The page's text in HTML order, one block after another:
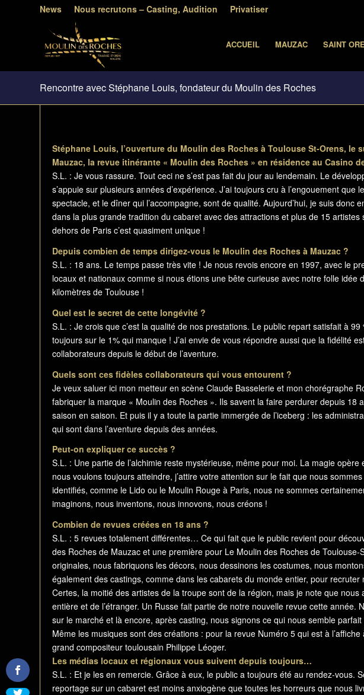
News Nous recrutons – Casting, Audition Privatiser
ACCUEIL MAUZAC SAINT
Rencontre avec Stéphane Louis, fondateur du Moulin des Roches
Stéphane Louis, l’ouverture du Moulin des Roches à Toulouse St-Orens,
Mauzac, la revue itinérante « Moulin des Roches » en résidence au Casino
S.L. : Je vous rassure. Tout ceci ne s’est pas fait du jour au lendemain. Le
s’appuie sur plusieurs années d’expérience. J’ai toujours cru à l’engouement
spectacle, et le dîner qui l’accompagne, sont de qualité. Aujourd’hui, je suis donc
dans la plus grande tradition du cabaret avec des attractions et plus de 15 artistes
dehors de Paris c’est quasiment unique !
Depuis combien de temps dirigez-vous le Moulin des Roches à Mauzac ?
S.L. : 18 ans. Le temps passe très vite ! Je nous revois encore en 1997, avec le
locaux et nationaux comme si nous étions une bête curieuse avec notre folle idée
kilomètres de Toulouse !
Quel est le secret de cette longévité ?
S.L. : Je crois que c’est la qualité de nos prestations. Le public repart satisfait à
toujours sur le 1% qui manque ! J’ai envie de vous répondre aussi que la fidélité
collaborateurs depuis le début de l’aventure.
Quels sont ces fidèles collaborateurs qui vous entourent ?
Je veux saluer ici mon metteur en scène Claude Basselerie et mon chorégraphe
fabriquer la marque « Moulin des Roches ». Ils savent la faire perdurer depuis 18
saison en saison. Et puis il y a toute la partie immergée de l’iceberg : les
qui sont dans l’aventure depuis des années.
Peut-on expliquer ce succès ?
S.L. : Une partie de l’alchimie reste mystérieuse, même pour moi. La magie opère
nous voulons toujours atteindre, j’attire votre attention sur le fait que nous
identifiés, comme le Lido ou le Moulin Rouge à Paris, nous ne sommes
imaginons, nous inventons, nous innovons, nous créons !
Combien de revues créées en 18 ans ?
S.L. : 5 revues totalement différentes… Ce qui fait que le public revient pour
des Roches de Mauzac et une première pour Le Moulin des Roches de
originales, nous fabriquons les décors, nous dessinons les costumes, nous
également des castings, comme dans les cabarets du monde entier, pour
Certes, la moitié des artistes de la troupe sont de la région, mais je note que
entière et de l’étranger. Un Russe fait partie de notre nouvelle revue cette année.
sur le marché et là encore, après casting, nous signons ce qui nous semble
Même les musiques sont des créations : pour la revue Numéro 5 qui est à
grand compositeur toulousain Philippe Léoger.
Les médias locaux et régionaux vous suivent depuis toujours…
S.L. : Et je les en remercie. Grâce à eux, le public a toujours été au rendez-vous.
reportage sur un cabaret est moins anxiogène que toutes les horreurs que nous